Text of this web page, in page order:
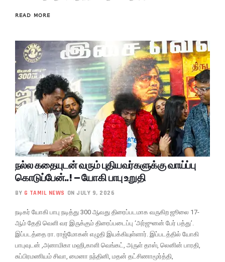
READ MORE
நல்ல கதையுடன் வரும் புதியவர்களுக்கு வாய்ப்பு
கொடுப்பேன்..! – யோகி பாபு உறுதி
BY G TAMIL NEWS ON JULY 9, 2026
நடிகர் யோகி பாபு நடித்து 300 ஆவது திரைப்படமாக வருகிற ஜூலை 17-
ஆம் தேதி வெளி வர இருக்கும் திரைப்படைப்பு ‘அர்ஜுனன் பேர் பத்து’.
இப்படத்தை ரா. ராஜ்மோகன் எழுதி இயக்கியுள்ளார். இப்படத்தில் யோகி
பாபுவுடன் ,அனாமிகா மஹி,காளி வெங்கட், அருள் தாஸ், லெனின் பாரதி,
சுப்பிரமணியம் சிவா, மைனா நந்தினி, மதன் தட்சிணாமூர்த்தி,